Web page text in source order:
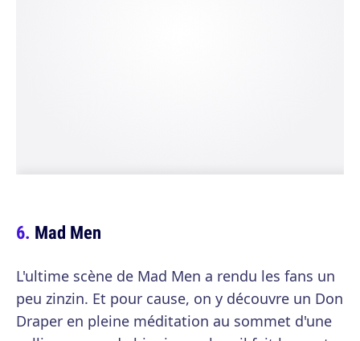
Mad Men
L'ultime scène de Mad Men a rendu les fans un
peu zinzin. Et pour cause, on y découvre un Don
Draper en pleine méditation au sommet d'une